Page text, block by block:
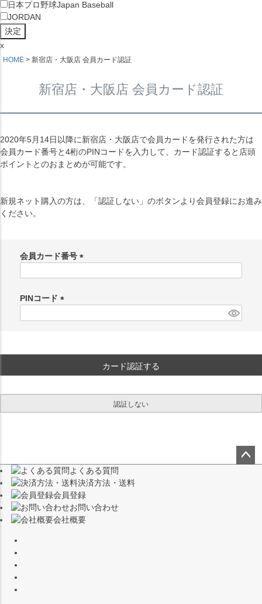
日本プロ野球Japan Baseball
JORDAN
x
HOME 新宿店・大阪店 会員カード認証
新宿店・大阪店 会員カード認証
2020年5月14日以降に新宿店・大阪店で会員カードを発行された方は
会員カード番号と4桁のPINコードを入力して、カード認証すると店頭
ポイントとのおまとめが可能です。
新規ネット購入の方は、「認証しない」のボタンより会員登録にお進み
ください。
会員カード番号
)
PINコード
カード認証する
認証しない
よくある質問
決済方法・送料
会員登録
お問い合わせ
会社概要